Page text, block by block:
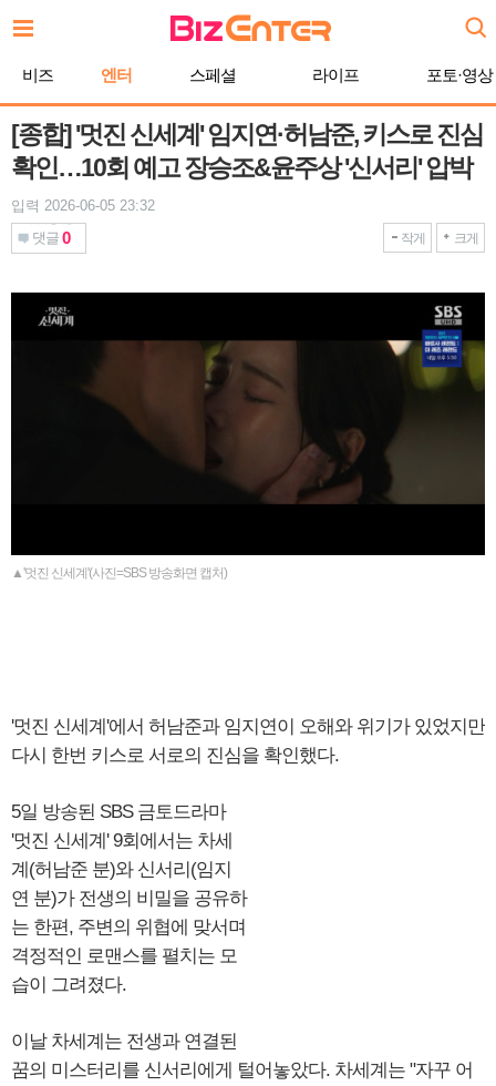
문
기
비즈 엔터 스페셜 라이프 포토·영상
[종합] '멋진 신세계' 임지연·허남준, 키스로 진심
확인…10회 예고 장승조&윤주상 '신서리' 압박
입력 2026-06-05 23:32
댓글 0 작게 크게
▲'멋진 신세계'(사진=SBS 방송화면 캡처)
'멋진 신세계'에서 허남준과 임지연이 오해와 위기가 있었지만
다시 한번 키스로 서로의 진심을 확인했다.
5일 방송된 SBS 금토드라마
'멋진 신세계' 9회에서는 차세
계(허남준 분)와 신서리(임지
연 분)가 전생의 비밀을 공유하
는 한편, 주변의 위협에 맞서며
격정적인 로맨스를 펼치는 모
습이 그려졌다.
이날 차세계는 전생과 연결된
꿈의 미스터리를 신서리에게 털어놓았다. 차세계는 "자꾸 어